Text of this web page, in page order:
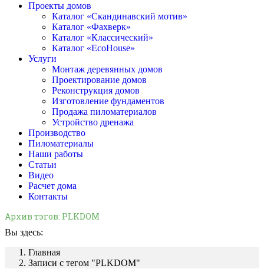
Проекты домов
Каталог «Скандинавский мотив»
Каталог «Фахверк»
Каталог «Классический»
Каталог «EcoHouse»
Услуги
Монтаж деревянных домов
Проектирование домов
Реконструкция домов
Изготовление фундаментов
Продажа пиломатериалов
Устройство дренажа
Производство
Пиломатериалы
Наши работы
Статьи
Видео
Расчет дома
Контакты
Архив тэгов: PLKDOM
Вы здесь:
Главная
Записи с тегом "PLKDOM"